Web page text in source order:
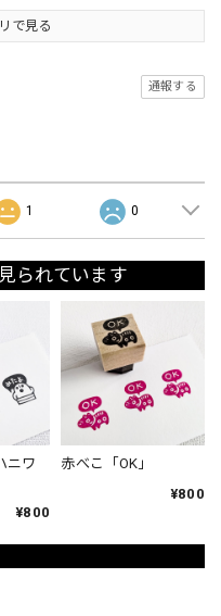
で見る
通報する
1 0
られています
ニワ
¥800
赤べこ「OK」
¥800